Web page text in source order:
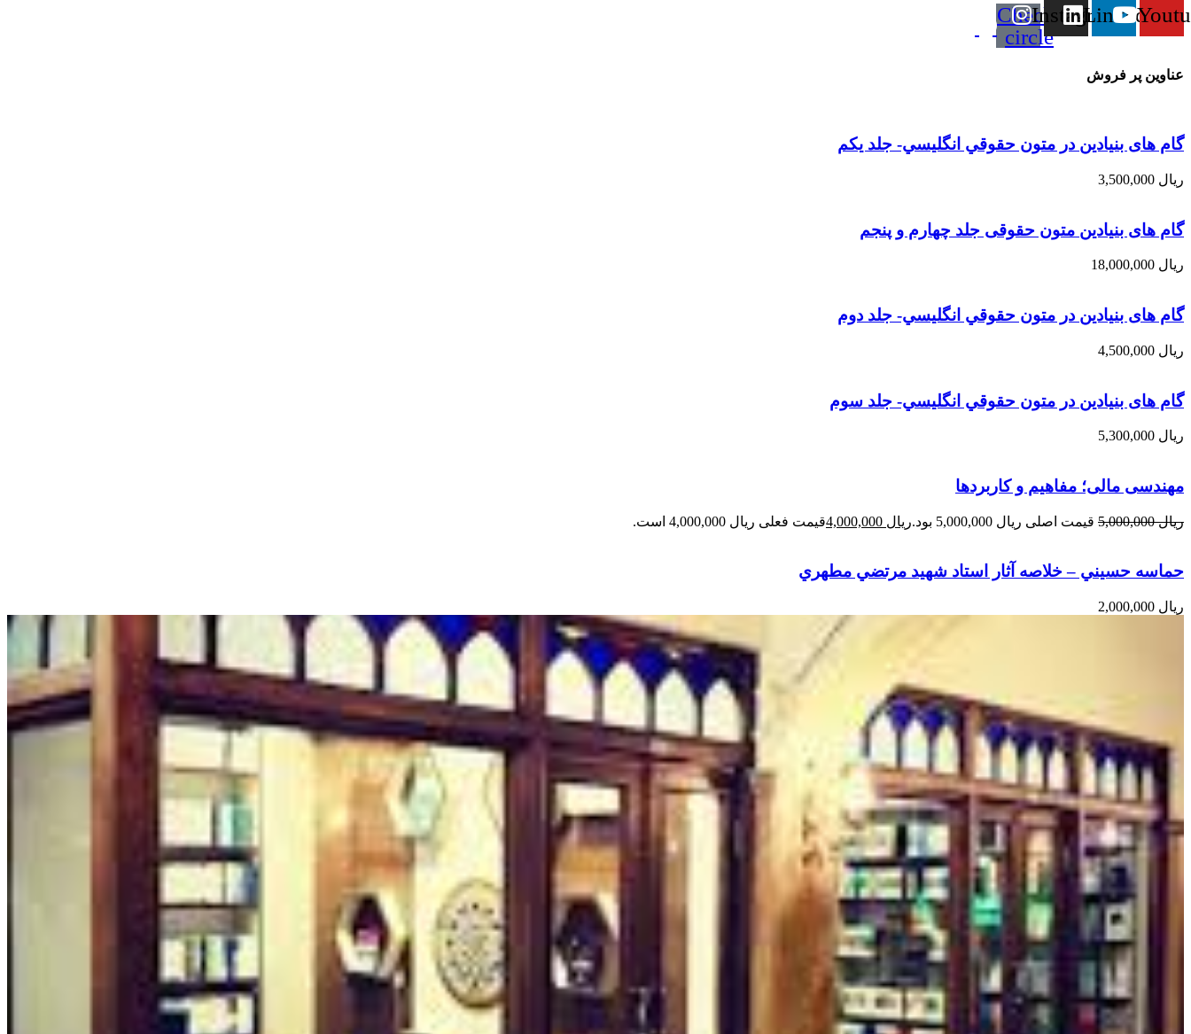
Linkedin
Instagram
Check-
circle
عناوین پر فروش
گام های بنیادین در متون حقوقي انگليسي- جلد يكم
ریال
گام های بنیادین متون حقوقی جلد چهارم و پنجم
ریال
گام های بنیادین در متون حقوقي انگليسي- جلد دوم
ریال
گام های بنیادین در متون حقوقي انگليسي- جلد سوم
ریال
مهندسی مالی؛ مفاهیم و کاربردها
ریال5,000,000 قیمت اصلی ریال 5,000,000 بود. ریال قیمت فعلی ریال 4,000,000 است.
حماسه حسيني – خلاصه آثار استاد شهيد مرتضي مطهري
ریال